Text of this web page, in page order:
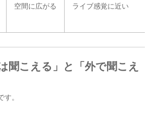
空間に広がる ライブ感覚に近い
聞こえる」と「外で聞こえ
。